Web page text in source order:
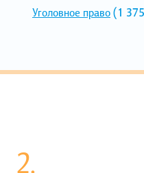
Уголовное право(1
2.